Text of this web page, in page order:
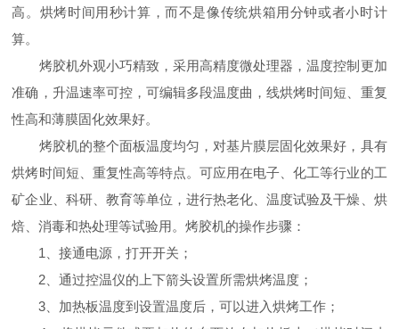
高。烘烤时间用秒计算，而不是像传统烘箱用分钟或者小时计
算。
烤胶机外观小巧精致，采用高精度微处理器，温度控制更加
准确，升温速率可控，可编辑多段温度曲，线烘烤时间短、重复
性高和薄膜固化效果好。
烤胶机的整个面板温度均匀，对基片膜层固化效果好，具有
烘烤时间短、重复性高等特点。可应用在电子、化工等行业的工
矿企业、科研、教育等单位，进行热老化、温度试验及干燥、烘
焙、消毒和热处理等试验用。烤胶机的操作步骤：
1、接通电源，打开开关；
2、通过控温仪的上下箭头设置所需烘烤温度；
3、加热板温度到设置温度后，可以进入烘烤工作；